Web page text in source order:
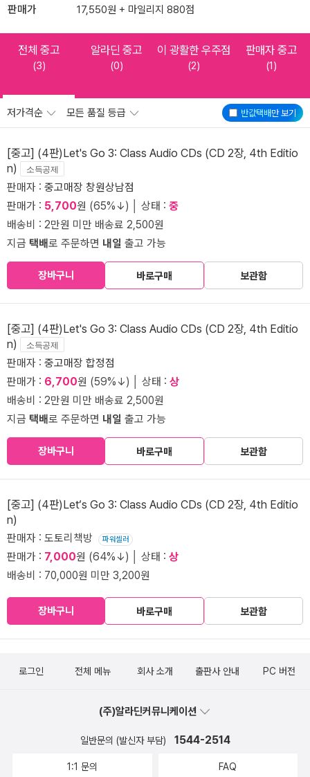
판매가 17,550원 + 마일리지 880점
전체 중고
(3)
알라딘 중고
(0)
이 광활한 우주점
(2)
판매자 중고
(1)
반값택배만 보기
저가격순 모든 품질 등급
[중고] (4판)Let's Go 3: Class Audio CDs (CD 2장, 4th Editio
n)
소득공제
판매자 : 중고매장 창원상남점
판매가 : 5,700원 (65%↓) │ 상태 : 중
배송비 : 2만원 미만 배송료 2,500원
지금 택배로 주문하면 내일 출고 가능
장바구니 바로구매 보관함
[중고] (4판)Let's Go 3: Class Audio CDs (CD 2장, 4th Editio
n)
소득공제
판매자 : 중고매장 합정점
판매가 : 6,700원 (59%↓) │ 상태 : 상
배송비 : 2만원 미만 배송료 2,500원
지금 택배로 주문하면 내일 출고 가능
장바구니 바로구매 보관함
[중고] (4판)Let‘s Go 3: Class Audio CDs (CD 2장, 4th Editio
n)
판매자 : 도토리책방 파워셀러
판매가 : 7,000원 (64%↓) │ 상태 : 상
배송비 : 70,000원 미만 3,200원
장바구니 바로구매 보관함
로그인 전체 메뉴 회사 소개 출판사 안내 PC 버전
(주)알라딘커뮤니케이션
일반문의 (발신자 부담) 1544-2514
1:1 문의 FAQ